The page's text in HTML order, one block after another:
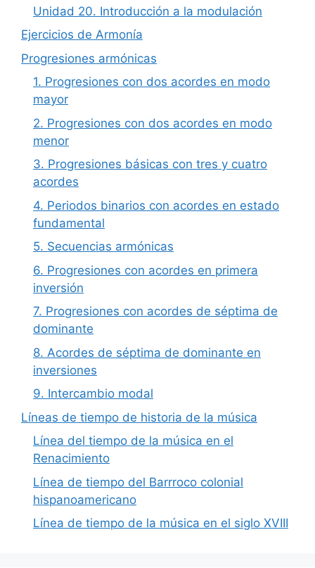
Unidad 20. Introducción a la modulación
Ejercicios de Armonía
Progresiones armónicas
1. Progresiones con dos acordes en modo
mayor
2. Progresiones con dos acordes en modo
menor
3. Progresiones básicas con tres y cuatro
acordes
4. Periodos binarios con acordes en estado
fundamental
5. Secuencias armónicas
6. Progresiones con acordes en primera
inversión
7. Progresiones con acordes de séptima de
dominante
8. Acordes de séptima de dominante en
inversiones
9. Intercambio modal
Líneas de tiempo de historia de la música
Línea del tiempo de la música en el
Renacimiento
Línea de tiempo del Barrroco colonial
hispanoamericano
Línea de tiempo de la música en el siglo XVIII